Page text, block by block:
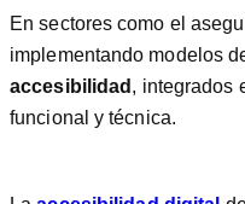
En sectores como el
implementando modelos
accesibilidad , integrados
funcional y técnica.